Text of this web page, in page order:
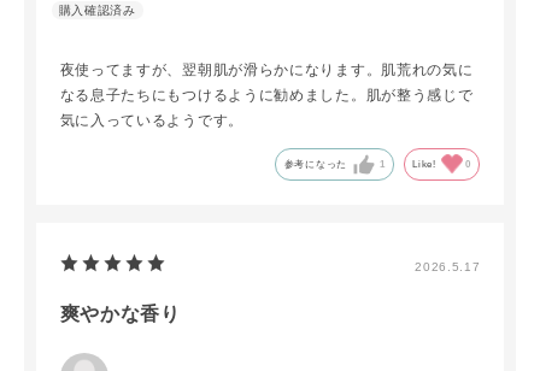
夜使ってますが、翌朝肌が滑らかになります。肌荒れの気に
なる息子たちにもつけるように勧めました。肌が整う感じで
気に入っているようです。
参考になった 1 Like! 0
2026.5.17
爽やかな香り